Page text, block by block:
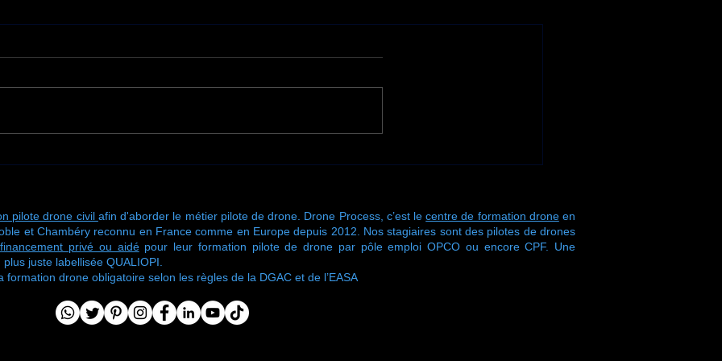
pilote drone civil afin d'aborder le métier pilote de drone. Drone Process, c’est lecentre de formation droneen
et Chambéry reconnu en France comme en Europe depuis 2012. Nos stagiaires sont des pilotes de drones
financement privé ou aidépour leur formation pilote de drone par pôle emploi OPCO ou encore CPF. Une
juste labellisée QUALIOPI.
drone obligatoire selon les règles de la DGAC et de l’EASA